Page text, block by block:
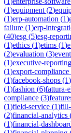
(1)equipment (2)
(1)erp-automation (1)
failure (1)erp-
(40)esg (5)esg-
(1)ethics (1)etims (1)
(2)evaluation (3)
(1)executive-reporting
(1)export-compliance
(1)facebook-shops (1)
(1)fashion (6)fattura-
compliance (3)
(1)field-service (1)
(2)financial-analytics
(1)financial-